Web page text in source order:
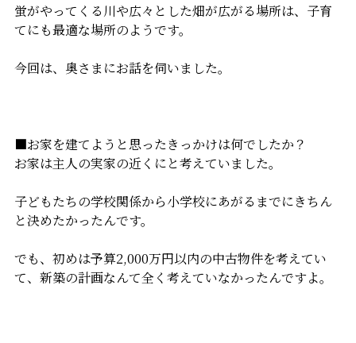
蛍がやってくる川や広々とした畑が広がる場所は、子育
てにも最適な場所のようです。
今回は、奥さまにお話を伺いました。
■お家を建てようと思ったきっかけは何でしたか？
お家は主人の実家の近くにと考えていました。
子どもたちの学校関係から小学校にあがるまでにきちん
と決めたかったんです。
でも、初めは予算2,000万円以内の中古物件を考えてい
て、新築の計画なんて全く考えていなかったんですよ。